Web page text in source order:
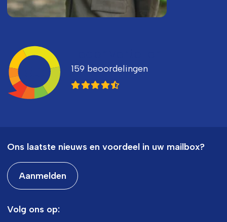
159 beoordelingen
Ons laatste nieuws en voordeel in uw mailbox?
Aanmelden
Volg ons op: